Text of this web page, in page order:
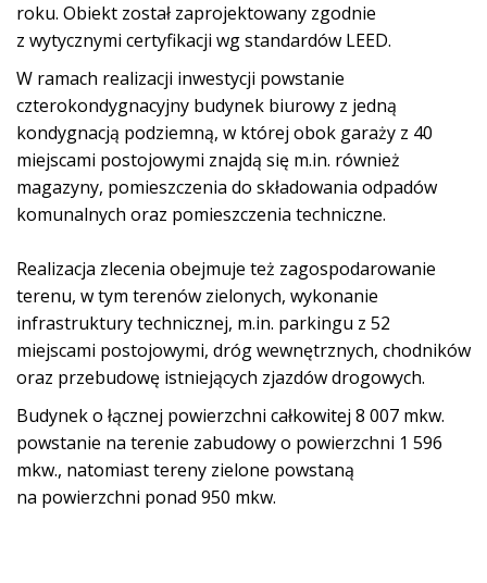
roku. Obiekt został zaprojektowany zgodnie
z wytycznymi certyfikacji wg standardów LEED.
W ramach realizacji inwestycji powstanie
czterokondygnacyjny budynek biurowy z jedną
kondygnacją podziemną, w której obok garaży z 40
miejscami postojowymi znajdą się m.in. również
magazyny, pomieszczenia do składowania odpadów
komunalnych oraz pomieszczenia techniczne.
Realizacja zlecenia obejmuje też zagospodarowanie
terenu, w tym terenów zielonych, wykonanie
infrastruktury technicznej, m.in. parkingu z 52
miejscami postojowymi, dróg wewnętrznych, chodników
oraz przebudowę istniejących zjazdów drogowych.
Budynek o łącznej powierzchni całkowitej 8 007 mkw.
powstanie na terenie zabudowy o powierzchni 1 596
mkw., natomiast tereny zielone powstaną
na powierzchni ponad 950 mkw.